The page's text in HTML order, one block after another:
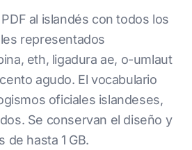
al islandés con todos los
representados
eth, ligadura ae, o-umlaut
agudo. El vocabulario
oficiales islandeses,
Se conservan el diseño y
de hasta 1 GB.